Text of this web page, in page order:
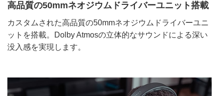
高品質の50mmネオジウムドライバーユニット搭載
カスタムされた高品質の50mmネオジウムドライバーユニ
ットを搭載。Dolby Atmosの立体的なサウンドによる深い
没入感を実現します。